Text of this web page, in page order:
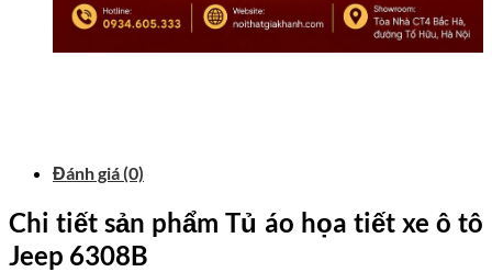
Đánh giá (0)
Chi tiết sản phẩm Tủ áo họa tiết xe ô tô
Jeep 6308B